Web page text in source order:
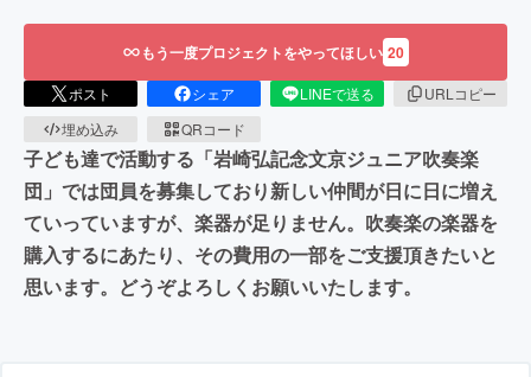
もう一度プロジェクトをやってほしい 20
ポスト シェア LINEで送る
URLコピー
埋め込み
QRコード
子ども達で活動する「岩崎弘記念文京ジュニア吹奏楽
団」では団員を募集しており新しい仲間が日に日に増え
ていっていますが、楽器が足りません。吹奏楽の楽器を
購入するにあたり、その費用の一部をご支援頂きたいと
思います。どうぞよろしくお願いいたします。